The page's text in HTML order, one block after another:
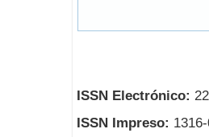
ISSN Electrónico:
ISSN Impreso: